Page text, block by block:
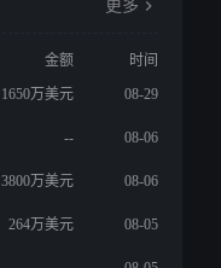
更多
金额
时间
1650万美元 08-29
-- 08-06
3800万美元 08-06
264万美元 08-05